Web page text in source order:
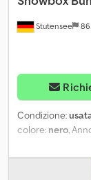
Stutensee
Condizione:
colore: nero,
Box 2000
magazzino due